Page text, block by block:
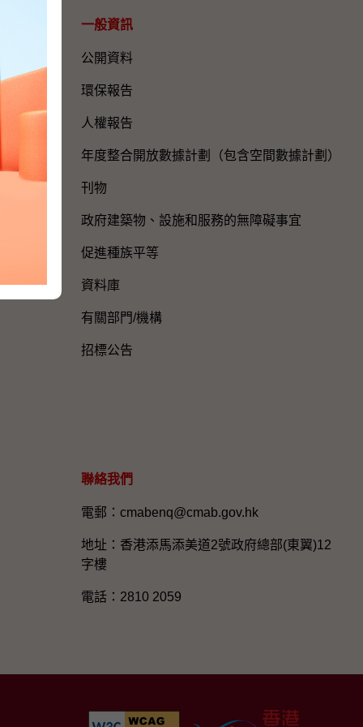
一般資訊​
公開資料
環保報告
人權報告
年度整合開放數據計劃（包含空間數據計劃）
刊物
政府建築物、設施和服務的無障礙事宜
促進種族平等
資料庫
有關部門/機構
招標公告
聯絡我們
電郵：cmabenq@cmab.gov.hk​
地址：香港添馬添美道2號政府總部(東翼)12
字樓
電話：2810 2059